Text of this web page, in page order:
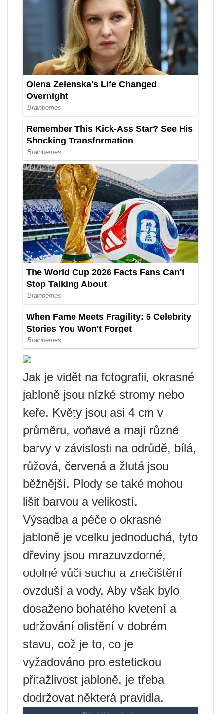
Jak je vidět na fotografii, okrasné
jabloně jsou nízké stromy nebo
keře. Květy jsou asi 4 cm v
průměru, voňavé a mají různé
barvy v závislosti na odrůdě, bílá,
růžová, červená a žlutá jsou
běžnější. Plody se také mohou
lišit barvou a velikostí.
Výsadba a péče o okrasné
jabloně je vcelku jednoduchá, tyto
dřeviny jsou mrazuvzdorné,
odolné vůči suchu a znečištění
ovzduší a vody. Aby však bylo
dosaženo bohatého kvetení a
udržování olistění v dobrém
stavu, což je to, co je
vyžadováno pro estetickou
přitažlivost jabloně, je třeba
dodržovat některá pravidla.